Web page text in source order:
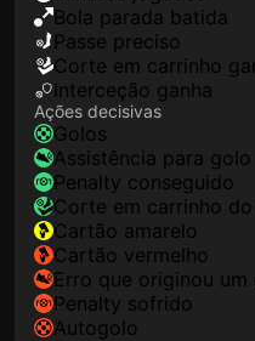
Bola parada batida
passe preciso
corte em carrinho
interceção ganha
Ações decisivas
golos
assistência para golo
penalty conseguido
corte em carrinho
cartão amarelo
cartão vermelho
erro que originou um
penalty sofrido
autogolo